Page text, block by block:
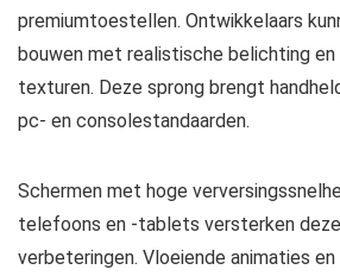
premiumtoestellen. Ontwikkelaars
bouwen met realistische belichting
texturen. Deze sprong brengt
pc- en consolestandaarden.
Schermen met hoge
telefoons en -tablets versterken
verbeteringen. Vloeiende animaties